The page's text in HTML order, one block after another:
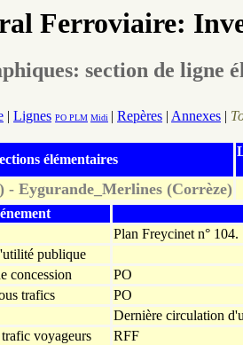
Ferroviaire:
section de ligne
| Lignes PO PLM Midi | Repères | Annexes |
élémentaires
- Eygurande_Merlines (Corrèze)
Plan Freycinet n° 104.
publique
concession
PO
trafics
PO
Dernière circulation
voyageurs
RFF